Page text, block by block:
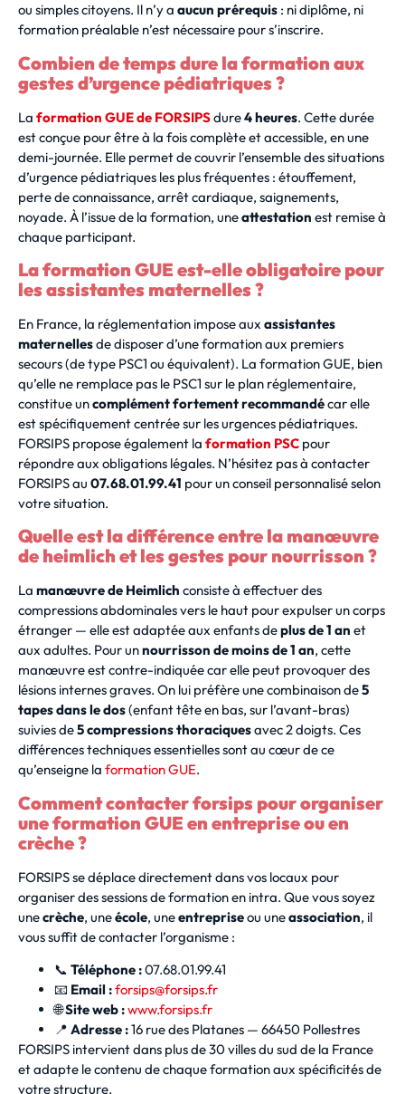
ou simples citoyens. Il n’y a aucun prérequis : ni diplôme, ni
formation préalable n’est nécessaire pour s’inscrire.
Combien de temps dure la formation aux
gestes d’urgence pédiatriques ?
La formation GUE de FORSIPSdure4 heures. Cette durée
est conçue pour être à la fois complète et accessible, en une
demi-journée. Elle permet de couvrir l’ensemble des situations
d’urgence pédiatriques les plus fréquentes : étouffement,
perte de connaissance, arrêt cardiaque, saignements,
noyade. À l’issue de la formation, uneattestation est remise à
chaque participant.
La formation GUE est-elle obligatoire pour
les assistantes maternelles ?
En France, la réglementation impose aux assistantes
maternellesde disposer d’une formation aux premiers
secours (de type PSC1 ou équivalent). La formation GUE, bien
qu’elle ne remplace pas le PSC1 sur le plan réglementaire,
constitue uncomplément fortement recommandécar elle
est spécifiquement centrée sur les urgences pédiatriques.
FORSIPS propose également la formation PSC pour
répondre aux obligations légales. N’hésitez pas à contacter
FORSIPS au 07.68.01.99.41 pour un conseil personnalisé selon
votre situation.
Quelle est la différence entre la manœuvre
de heimlich et les gestes pour nourrisson ?
La manœuvre de Heimlich consiste à effectuer des
compressions abdominales vers le haut pour expulser un corps
étranger — elle est adaptée aux enfants deplus de 1 an et
aux adultes. Pour unnourrisson de moins de 1 an, cette
manœuvre est contre-indiquée car elle peut provoquer des
lésions internes graves. On lui préfère une combinaison de5
tapes dans le dos(enfant tête en bas, sur l’avant-bras)
suivies de5 compressions thoraciquesavec 2 doigts. Ces
différences techniques essentielles sont au cœur de ce
qu’enseigne la formation GUE.
Comment contacter forsips pour organiser
une formation GUE en entreprise ou en
crèche ?
FORSIPS se déplace directement dans vos locaux pour
organiser des sessions de formation en intra. Que vous soyez
unecrèche, uneécole, uneentrepriseou uneassociation, il
vous suffit de contacter l’organisme :
📞 Téléphone :07.68.01.99.41
📧 Email :forsips@forsips.fr
🌐Site web :www.forsips.fr
📍 Adresse :16 rue des Platanes — 66450 Pollestres
FORSIPS intervient dans plus de 30 villes du sud de la France
et adapte le contenu de chaque formation aux spécificités de
votre structure.